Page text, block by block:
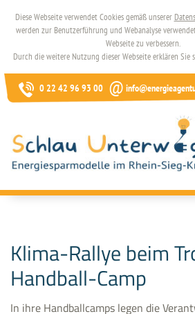
0 22 42 96 93 00 @
Klima-Rallye beim
Handball-Camp
In ihre Handballcamps legen die
Diese Webseite verwendet Cookies gemäß unserer
werden zur Benutzerführung und Webanalyse
Webseite zu verbessern.
Durch die weitere Nutzung dieser Webseite erklären Sie